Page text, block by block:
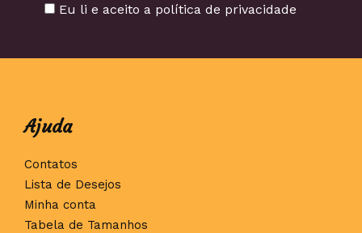
Eu li e aceito a política de privacidade
Ajuda
Contatos
Lista de Desejos
Minha conta
Tabela de Tamanhos